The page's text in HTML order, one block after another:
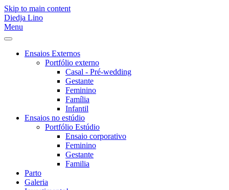
Skip to main content
Diedja Lino
Menu
Ensaios Externos
Portfólio externo
Casal - Pré-wedding
Gestante
Feminino
Família
Infantil
Ensaios no estúdio
Portfólio Estúdio
Ensaio corporativo
Feminino
Gestante
Familia
Parto
Galeria